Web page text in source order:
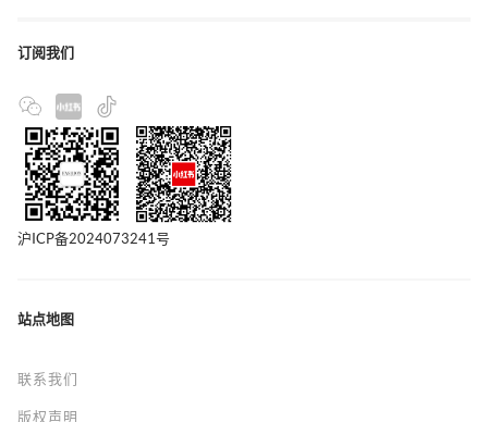
订阅我们
沪ICP备2024073241号
站点地图
联系我们
版权声明